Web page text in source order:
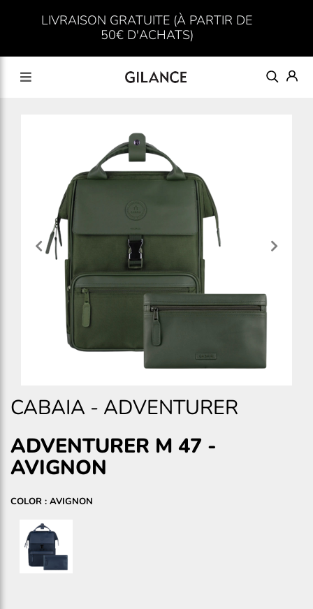
LIVRAISON GRATUITE (À PARTIR DE
50€ D'ACHATS)
CABAIA - ADVENTURER
ADVENTURER M 47 -
AVIGNON
COLOR : AVIGNON